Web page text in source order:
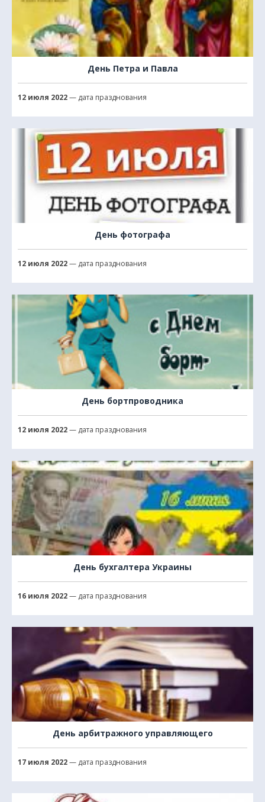
День Петра и Павла
12 июля 2022— дата празднования
День фотографа
12 июля 2022— дата празднования
День бортпроводника
12 июля 2022— дата празднования
День бухгалтера Украины
16 июля 2022— дата празднования
День арбитражного управляющего
17 июля 2022— дата празднования